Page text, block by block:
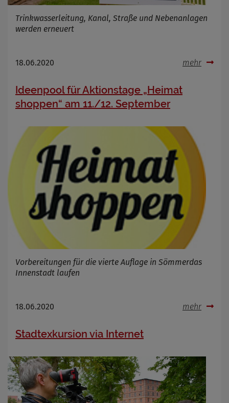
Trinkwasserleitung, Kanal, Straße und Nebenanlagen
werden erneuert
18.06.2020 mehr
Ideenpool für Aktionstage „Heimat
shoppen“ am 11./12. September
Vorbereitungen für die vierte Auflage in Sömmerdas
Innenstadt laufen
18.06.2020 mehr
Stadtexkursion via Internet